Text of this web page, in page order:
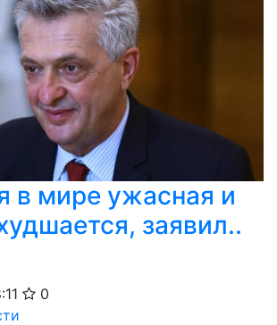
в мире ужасная и
заявил..
0